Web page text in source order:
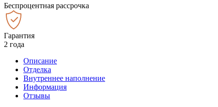
Беспроцентная рассрочка
Гарантия
2 года
Описание
Отделка
Внутреннее наполнение
Информация
Отзывы